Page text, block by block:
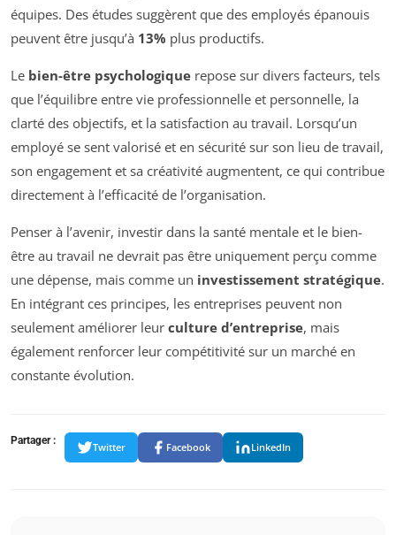
équipes. Des études suggèrent que des employés épanouis
peuvent être jusqu’à 13% plus productifs.
Le bien-être psychologique repose sur divers facteurs, tels
que l’équilibre entre vie professionnelle et personnelle, la
clarté des objectifs, et la satisfaction au travail. Lorsqu’un
employé se sent valorisé et en sécurité sur son lieu de travail,
son engagement et sa créativité augmentent, ce qui contribue
directement à l’efficacité de l’organisation.
Penser à l’avenir, investir dans la santé mentale et le bien-
être au travail ne devrait pas être uniquement perçu comme
une dépense, mais comme un investissement stratégique.
En intégrant ces principes, les entreprises peuvent non
seulement améliorer leur culture d’entreprise, mais
également renforcer leur compétitivité sur un marché en
constante évolution.
Partager :
Twitter Facebook LinkedIn